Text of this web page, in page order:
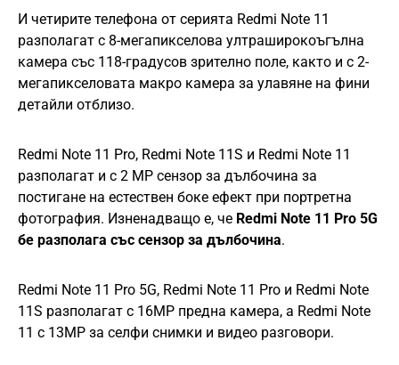
И четирите телефона от серията Redmi Note 11
разполагат с 8-мегапикселова ултраширокоъгълна
камера със 118-градусов зрително поле, както и с 2-
мегапикселовата макро камера за улавяне на фини
детайли отблизо.
Redmi Note 11 Pro, Redmi Note 11S и Redmi Note 11
разполагат и с 2 MP сензор за дълбочина за
постигане на естествен боке ефект при портретна
фотография. Изненадващо е, че Redmi Note 11 Pro 5G
бе разполага със сензор за дълбочина.
Redmi Note 11 Pro 5G, Redmi Note 11 Pro и Redmi Note
11S разполагат с 16MP предна камера, а Redmi Note
11 с 13MP за селфи снимки и видео разговори.